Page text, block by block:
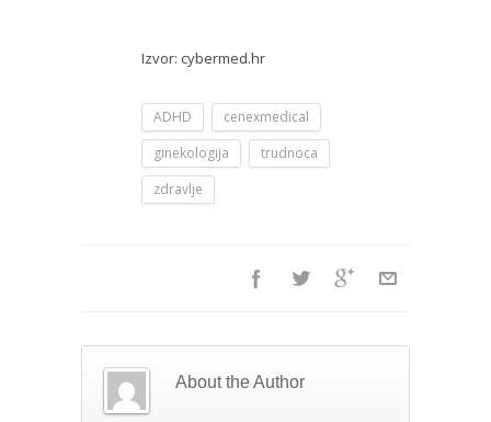
Izvor: cybermed.hr
ADHD
cenexmedical
ginekologija
trudnoca
zdravlje
About the Author